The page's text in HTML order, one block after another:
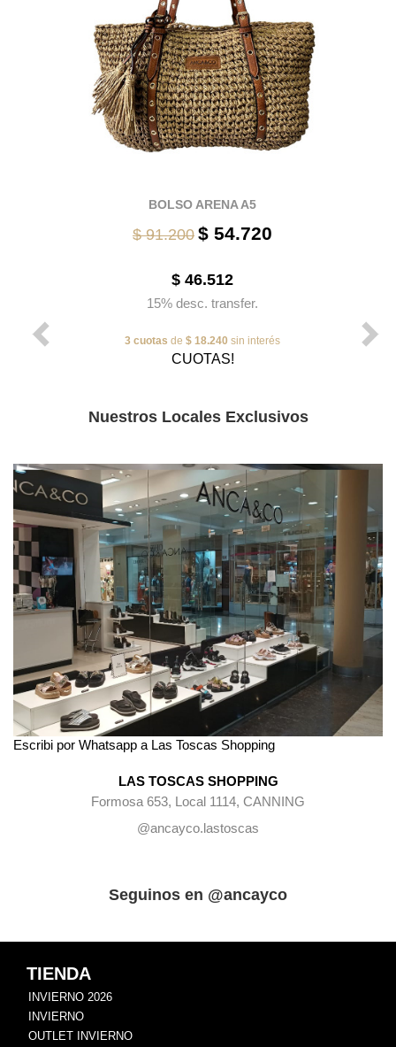
BOLSO ARENA A5
$ 91.200 $ 54.720
$ 46.512
15% desc. transfer.
3 cuotas de $ 18.240 sin interés
CUOTAS!
Nuestros Locales Exclusivos
Escribi por Whatsapp a Las Toscas Shopping
LAS TOSCAS SHOPPING
Formosa 653, Local 1114, CANNING
@ancayco.lastoscas
Seguinos en @ancayco
TIENDA
INVIERNO 2026
INVIERNO
OUTLET INVIERNO